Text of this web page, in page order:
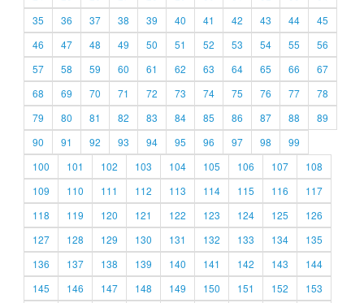
35
36 37 38 39 40 41 42 43 44
45
46
47 48 49 50 51 52 53 54 55
56
57
58 59 60 61 62 63 64 65 66
67
68
69 70 71 72 73 74 75 76 77
78
79
80 81 82 83 84 85 86 87 88
89
90
91 92 93 94 95 96 97 98
99
100
101 102 103 104 105 106 107
108
109
110 111 112 113 114 115 116
117
118
119 120 121 122 123 124 125
126
127
128 129 130 131 132 133 134
135
136
137 138 139 140 141 142 143
144
145
146 147 148 149 150 151 152
153